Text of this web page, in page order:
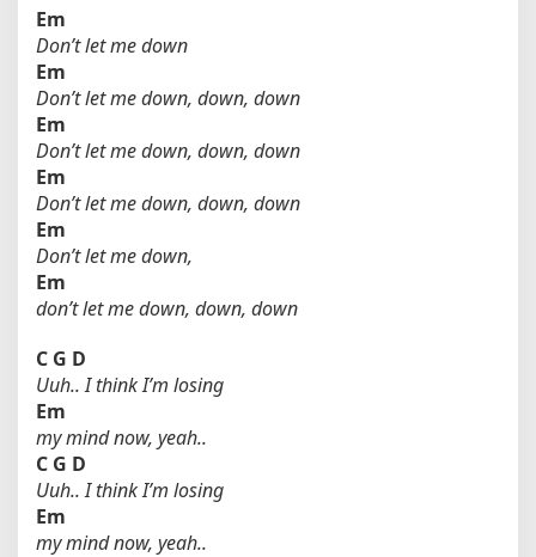
Em
Don’t let me down
Em
Don’t let me down, down, down
Em
Don’t let me down, down, down
Em
Don’t let me down, down, down
Em
Don’t let me down,
Em
don’t let me down, down, down
C G D
Uuh.. I think I’m losing
Em
my mind now, yeah..
C G D
Uuh.. I think I’m losing
Em
my mind now, yeah..